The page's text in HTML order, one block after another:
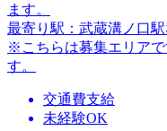
ます。
最寄り駅：武蔵溝ノ口
※こちらは募集エリアで
す。
交通費支給
未経験OK